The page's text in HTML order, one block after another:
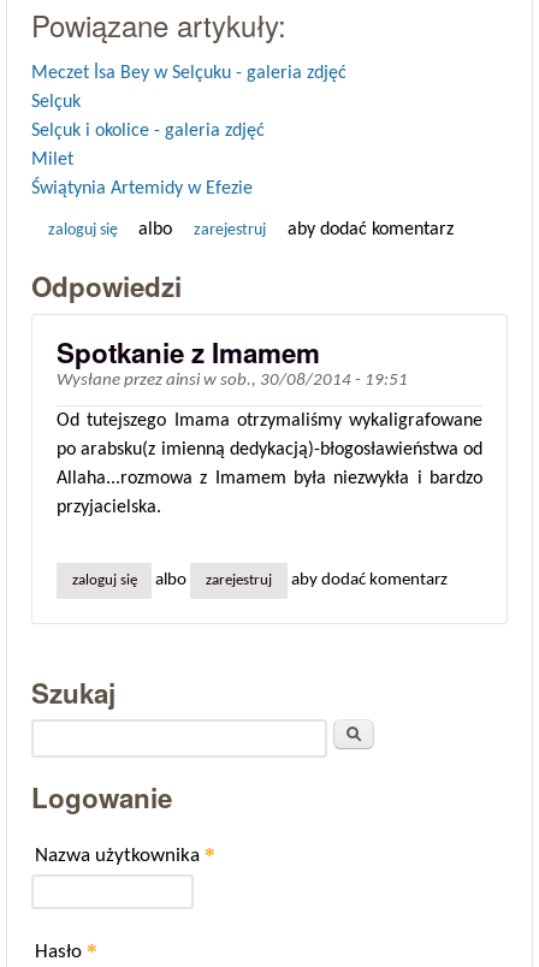
Powiązane artykuły:
Meczet İsa Bey w Selçuku - galeria zdjęć
Selçuk
Selçuk i okolice - galeria zdjęć
Milet
Świątynia Artemidy w Efezie
zaloguj się albo zarejestruj aby dodać komentarz
Odpowiedzi
Spotkanie z Imamem
Wysłane przez ainsi w sob., 30/08/2014 - 19:51
Od tutejszego Imama otrzymaliśmy wykaligrafowane
po arabsku(z imienną dedykacją)-błogosławieństwa od
Allaha...rozmowa z Imamem była niezwykła i bardzo
przyjacielska.
zaloguj się albo zarejestruj aby dodać komentarz
Szukaj
Logowanie
Nazwa użytkownika *
Hasło *